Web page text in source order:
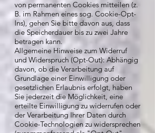
von permanenten Cookies mitteilen (z.
B. im Rahmen eines sog. Cookie-Opt-
Ins), gehen Sie bitte davon aus, dass
die Speicherdauer bis zu zwei Jahre
betragen kann.
Allgemeine Hinweise zum Widerruf
und Widerspruch (Opt-Out): Abhängig
davon, ob die Verarbeitung auf
Grundlage einer Einwilligung oder
gesetzlichen Erlaubnis erfolgt, haben
Sie jederzeit die Möglichkeit, eine
erteilte Einwilligung zu widerrufen oder
der Verarbeitung Ihrer Daten durch
Cookie-Technologien zu widersprechen